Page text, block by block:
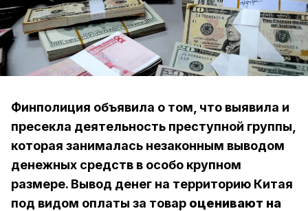
Финполиция объявила о том, что выявила и
пресекла деятельность преступной группы,
которая занималась незаконным выводом
денежных средств в особо крупном
размере. Вывод денег на территорию Китая
под видом оплаты за товар оценивают на